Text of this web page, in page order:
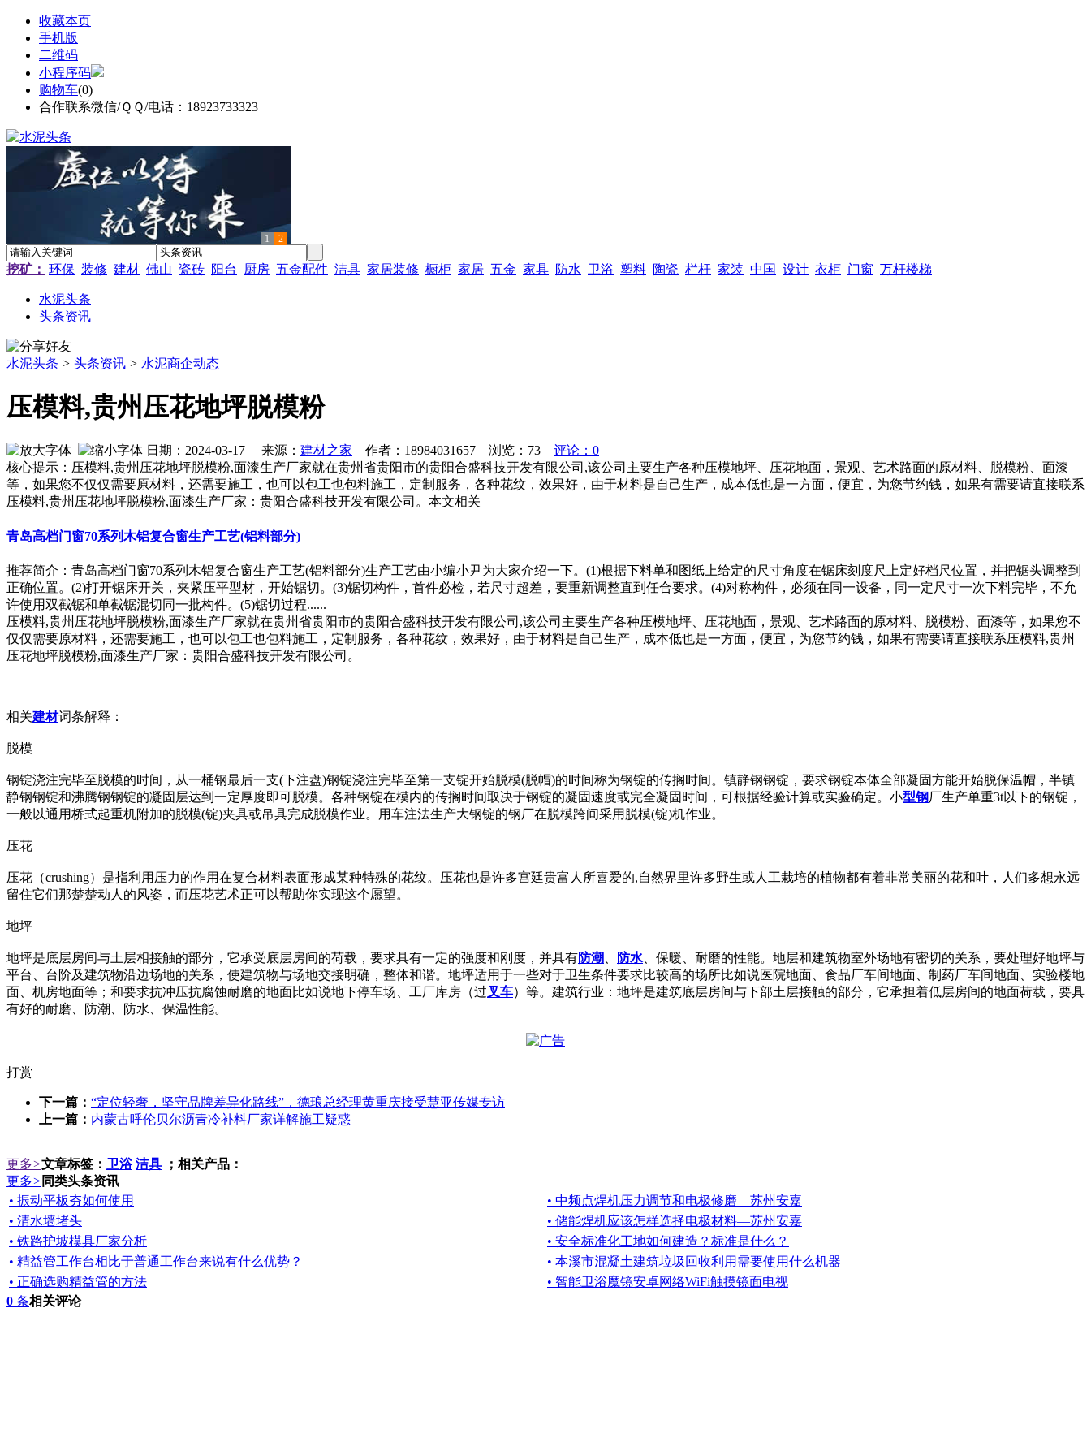
收藏本页
手机版
二维码
小程序码
购物车(0)
合作联系微信/ＱＱ/电话：18923733323
1 2
挖矿： 环保 装修 建材 佛山 瓷砖 阳台 厨房 五金配件 洁具 家居装修 橱柜 家居 五金 家具 防水 卫浴 塑料 陶瓷 栏杆 家装 中国 设计 衣柜 门窗 万杆楼梯
水泥头条
头条资讯
水泥头条 > 头条资讯 > 水泥商企动态
压模料,贵州压花地坪脱模粉
日期：2024-03-17 来源： 建材之家 作者：18984031657 浏览： 73
评论：0
核心提示：压模料,贵州压花地坪脱模粉,面漆生产厂家就在贵州省贵阳市的贵阳合盛科技开发有限公司,该公司主要生产各种压模地坪、压花地面，景观、艺术路面的原材料、脱模粉、面漆
等，如果您不仅仅需要原材料，还需要施工，也可以包工也包料施工，定制服务，各种花纹，效果好，由于材料是自己生产，成本低也是一方面，便宜，为您节约钱，如果有需要请直接联系
压模料,贵州压花地坪脱模粉,面漆生产厂家：贵阳合盛科技开发有限公司。本文相关
青岛高档门窗70系列木铝复合窗生产工艺(铝料部分)
推荐简介：青岛高档门窗70系列木铝复合窗生产工艺(铝料部分)生产工艺由小编小尹为大家介绍一下。(1)根据下料单和图纸上给定的尺寸角度在锯床刻度尺上定好档尺位置，并把锯头调整到
正确位置。(2)打开锯床开关，夹紧压平型材，开始锯切。(3)锯切构件，首件必检，若尺寸超差，要重新调整直到任合要求。(4)对称构件，必须在同一设备，同一定尺寸一次下料完毕，不允
许使用双截锯和单截锯混切同一批构件。(5)锯切过程......
压模料,贵州压花地坪脱模粉,面漆生产厂家就在贵州省贵阳市的贵阳合盛科技开发有限公司,该公司主要生产各种压模地坪、压花地面，景观、艺术路面的原材料、脱模粉、面漆等，如果您不
仅仅需要原材料，还需要施工，也可以包工也包料施工，定制服务，各种花纹，效果好，由于材料是自己生产，成本低也是一方面，便宜，为您节约钱，如果有需要请直接联系压模料,贵州
压花地坪脱模粉,面漆生产厂家：贵阳合盛科技开发有限公司。
相关建材词条解释：
脱模
钢锭浇注完毕至脱模的时间，从一桶钢最后一支(下注盘)钢锭浇注完毕至第一支锭开始脱模(脱帽)的时间称为钢锭的传搁时间。镇静钢钢锭，要求钢锭本体全部凝固方能开始脱保温帽，半镇
静钢钢锭和沸腾钢钢锭的凝固层达到一定厚度即可脱模。各种钢锭在模内的传搁时间取决于钢锭的凝固速度或完全凝固时间，可根据经验计算或实验确定。小型钢厂生产单重3t以下的钢锭，
一般以通用桥式起重机附加的脱模(锭)夹具或吊具完成脱模作业。用车注法生产大钢锭的钢厂在脱模跨间采用脱模(锭)机作业。
压花
压花（crushing）是指利用压力的作用在复合材料表面形成某种特殊的花纹。压花也是许多宫廷贵富人所喜爱的,自然界里许多野生或人工栽培的植物都有着非常美丽的花和叶，人们多想永远
留住它们那楚楚动人的风姿，而压花艺术正可以帮助你实现这个愿望。
地坪
地坪是底层房间与土层相接触的部分，它承受底层房间的荷载，要求具有一定的强度和刚度，并具有防潮 防水 、保暖、耐磨的性能。地层和建筑物室外场地有密切的关系，要处理好地坪与
平台、台阶及建筑物沿边场地的关系，使建筑物与场地交接明确，整体和谐。地坪适用于一些对于卫生条件要求比较高的场所比如说医院地面、食品厂车间地面、制药厂车间地面、实验楼地
面、机房地面等；和要求抗冲压抗腐蚀耐磨的地面比如说地下停车场、工厂库房（过叉车）等。建筑行业：地坪是建筑底层房间与下部土层接触的部分，它承担着低层房间的地面荷载，要具
有好的耐磨、防潮、防水、保温性能。
打赏
下一篇： “定位轻奢，坚守品牌差异化路线”，德琅总经理黄重庆接受慧亚传媒专访
上一篇： 内蒙古呼伦贝尔沥青冷补料厂家详解施工疑惑
更多>文章标签： 卫浴 洁具 ；相关产品：
更多> 同类头条资讯
• 振动平板夯如何使用
• 中频点焊机压力调节和电极修磨—苏州安嘉
• 清水墙堵头
• 储能焊机应该怎样选择电极材料—苏州安嘉
• 铁路护坡模具厂家分析
• 安全标准化工地如何建造？标准是什么？
• 精益管工作台相比于普通工作台来说有什么优势？
• 本溪市混凝土建筑垃圾回收利用需要使用什么机器
• 正确选购精益管的方法
• 智能卫浴魔镜安卓网络WiFi触摸镜面电视
0 条相关评论